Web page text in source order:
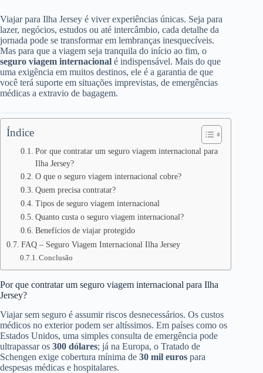
Viajar para Ilha Jersey é viver experiências únicas. Seja para
lazer, negócios, estudos ou até intercâmbio, cada detalhe da
jornada pode se transformar em lembranças inesquecíveis.
Mas para que a viagem seja tranquila do início ao fim, o
seguro viagem internacional é indispensável. Mais do que
uma exigência em muitos destinos, ele é a garantia de que
você terá suporte em situações imprevistas, de emergências
médicas a extravio de bagagem.
Índice
Por que contratar um seguro viagem internacional para
Ilha Jersey?
O que o seguro viagem internacional cobre?
Quem precisa contratar?
Tipos de seguro viagem internacional
Quanto custa o seguro viagem internacional?
Benefícios de viajar protegido
FAQ – Seguro Viagem Internacional Ilha Jersey
Conclusão
Por que contratar um seguro viagem internacional para Ilha
Jersey?
Viajar sem seguro é assumir riscos desnecessários. Os custos
médicos no exterior podem ser altíssimos. Em países como os
Estados Unidos, uma simples consulta de emergência pode
ultrapassar os 300 dólares; já na Europa, o Tratado de
Schengen exige cobertura mínima de 30 mil euros para
despesas médicas e hospitalares.